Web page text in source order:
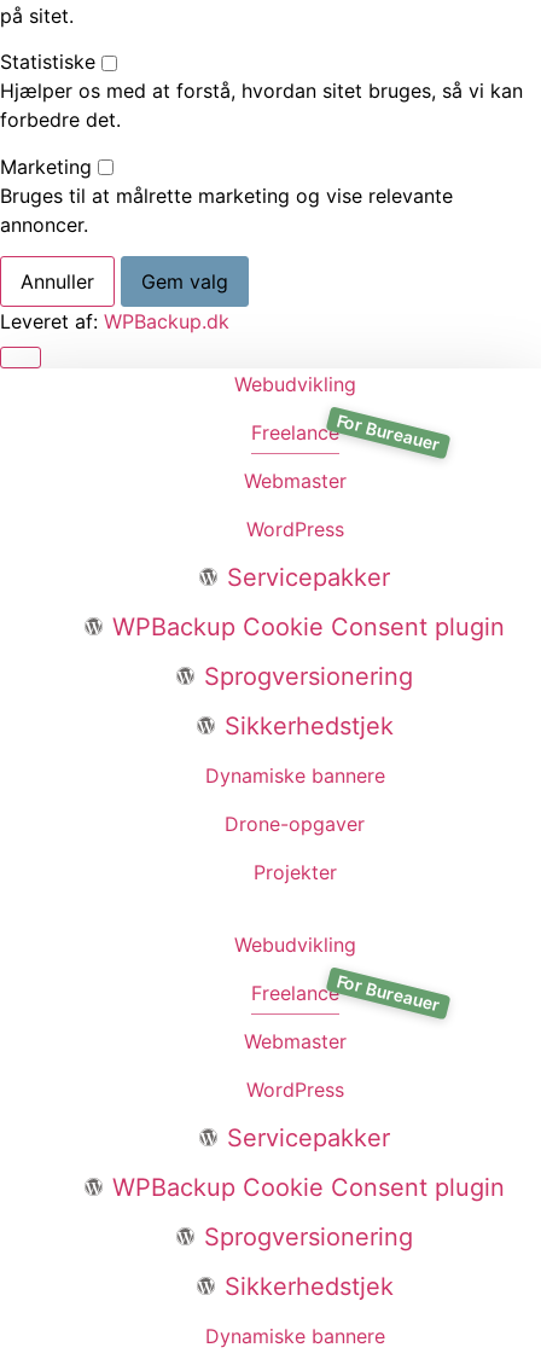
på sitet.
Statistiske
Hjælper os med at forstå, hvordan sitet bruges, så vi kan
forbedre det.
Marketing
Bruges til at målrette marketing og vise relevante
annoncer.
Annuller
Gem valg
Leveret af: WPBackup.dk
Webudvikling
Freelance
Webmaster
WordPress
Servicepakker
WPBackup Cookie Consent plugin
Sprogversionering
Sikkerhedstjek
Dynamiske bannere
Drone-opgaver
Projekter
Webudvikling
Freelance
Webmaster
WordPress
Servicepakker
WPBackup Cookie Consent plugin
Sprogversionering
Sikkerhedstjek
Dynamiske bannere